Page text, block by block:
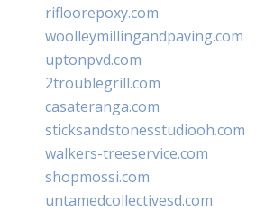
rifloorepoxy.com
woolleymillingandpaving.com
uptonpvd.com
2troublegrill.com
casateranga.com
sticksandstonesstudiooh.com
walkers-treeservice.com
shopmossi.com
untamedcollectivesd.com